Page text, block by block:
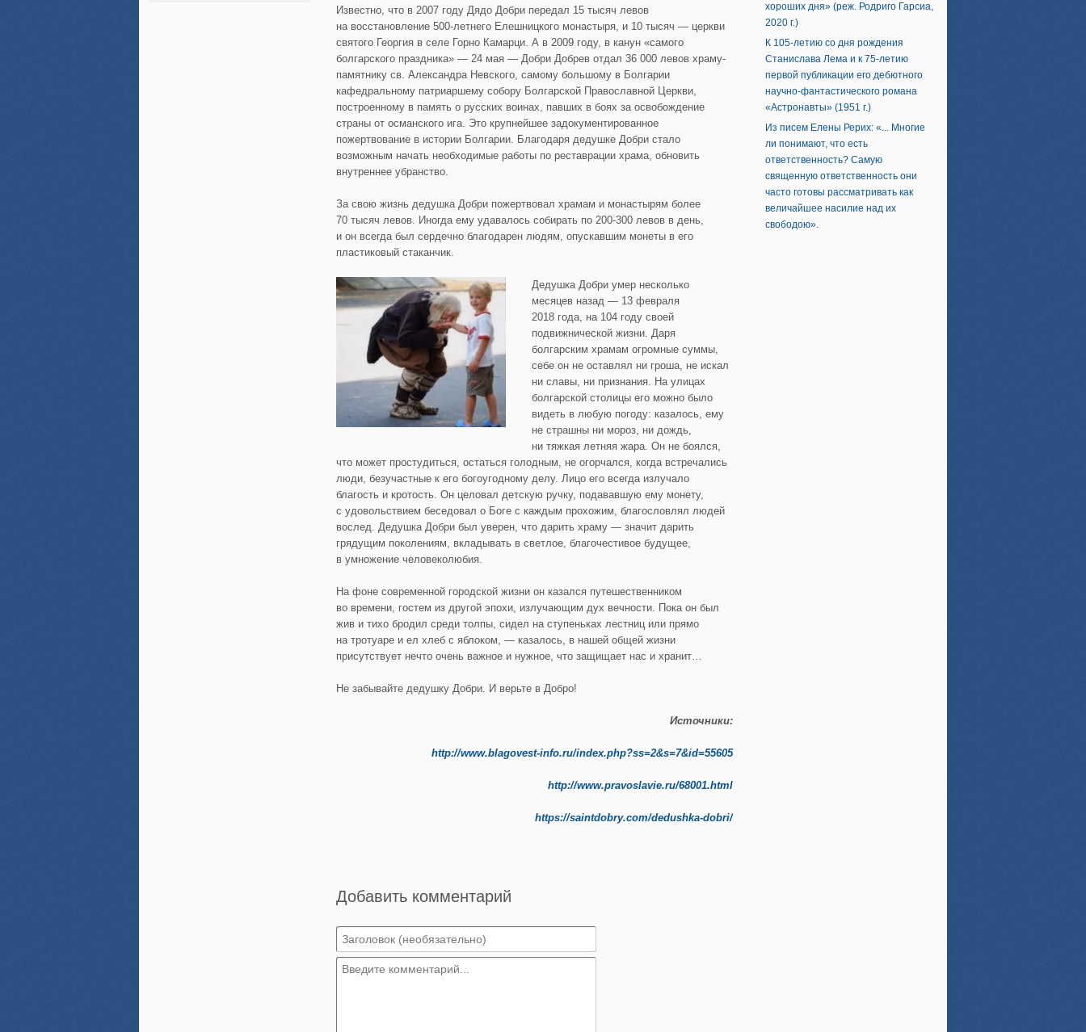
Известно, что в 2007 году Дядо Добри передал 15 тысяч левов
на восстановление 500-летнего Елешницкого монастыря, и 10 тысяч — церкви
святого Георгия в селе Горно Камарци. А в 2009 году, в канун «самого
болгарского праздника» — 24 мая — Добри Добрев отдал 36 000 левов храму-
памятнику св. Александра Невского, самому большому в Болгарии
кафедральному патриаршему собору Болгарской Православной Церкви,
построенному в память о русских воинах, павших в боях за освобождение
страны от османского ига. Это крупнейшее задокументированное
пожертвование в истории Болгарии. Благодаря дедушке Добри стало
возможным начать необходимые работы по реставрации храма, обновить
внутреннее убранство.
За свою жизнь дедушка Добри пожертвовал храмам и монастырям более
70 тысяч левов. Иногда ему удавалось собирать по 200-300 левов в день,
и он всегда был сердечно благодарен людям, опускавшим монеты в его
пластиковый стаканчик.
Дедушка Добри умер несколько
месяцев назад — 13 февраля
2018 года, на 104 году своей
подвижнической жизни. Даря
болгарским храмам огромные суммы,
себе он не оставлял ни гроша, не искал
ни славы, ни признания. На улицах
болгарской столицы его можно было
видеть в любую погоду: казалось, ему
не страшны ни мороз, ни дождь,
ни тяжкая летняя жара. Он не боялся,
что может простудиться, остаться голодным, не огорчался, когда встречались
люди, безучастные к его богоугодному делу. Лицо его всегда излучало
благость и кротость. Он целовал детскую ручку, подававшую ему монету,
с удовольствием беседовал о Боге с каждым прохожим, благословлял людей
вослед. Дедушка Добри был уверен, что дарить храму — значит дарить
грядущим поколениям, вкладывать в светлое, благочестивое будущее,
в умножение человеколюбия.
На фоне современной городской жизни он казался путешественником
во времени, гостем из другой эпохи, излучающим дух вечности. Пока он был
жив и тихо бродил среди толпы, сидел на ступеньках лестниц или прямо
на тротуаре и ел хлеб с яблоком, — казалось, в нашей общей жизни
присутствует нечто очень важное и нужное, что защищает нас и хранит…
Не забывайте дедушку Добри. И верьте в Добро!
Источники:
http://www.blagovest-info.ru/index.php?ss=2&s=7&id=55605
http://www.pravoslavie.ru/68001.html
https://saintdobry.com/dedushka-dobri/
Добавить комментарий
хороших дня» (реж. Родриго Гарсиа,
2020 г.)
К 105-летию со дня рождения
Станислава Лема и к 75-летию
первой публикации его дебютного
научно-фантастического романа
«Астронавты» (1951 г.)
Из писем Елены Рерих: «... Многие
ли понимают, что есть
ответственность? Самую
священную ответственность они
часто готовы рассматривать как
величайшее насилие над их
свободою».